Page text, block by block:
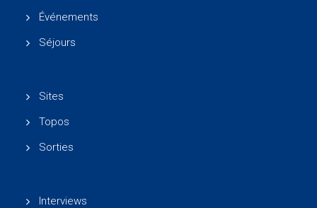
Événements
Séjours
Sites
Topos
Sorties
Interviews